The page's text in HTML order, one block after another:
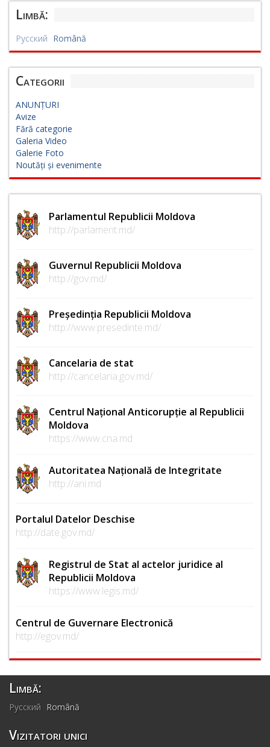
Limbă:
Русский Română
Categorii
ANUNȚURI
Avize
Fără categorie
Galeria Video
Galerie Foto
Noutăți și evenimente
Parlamentul Republicii Moldova
http://parlament.md/
Guvernul Republicii Moldova
http://gov.md/
Președinția Republicii Moldova
http://www.presedinte.md/
Cancelaria de stat
http://cancelaria.gov.md/
Centrul Național Anticorupție al Republicii
Moldova
https://www.cna.md
Autoritatea Națională de Integritate
http://ani.md
Portalul Datelor Deschise
http://date.gov.md/
Registrul de Stat al actelor juridice al
Republicii Moldova
https://www.legis.md/
Centrul de Guvernare Electronică
http://egov.md/
Limbă:
Русский Română
Vizitatori unici